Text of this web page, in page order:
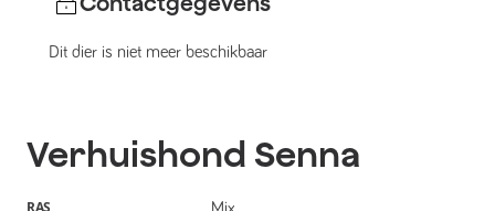
Dit dier is niet meer beschikbaar
Verhuishond Senna
RAS